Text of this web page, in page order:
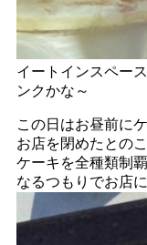
イートインスペー
ンクかな～
この日はお昼前に
お店を閉めたとのこ
ケーキを全種類制
なるつもりでお店